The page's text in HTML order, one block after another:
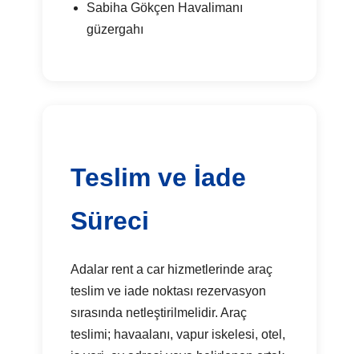
Sabiha Gökçen Havalimanı
güzergahı
Teslim ve İade
Süreci
Adalar rent a car hizmetlerinde araç
teslim ve iade noktası rezervasyon
sırasında netleştirilmelidir. Araç
teslimi; havaalanı, vapur iskelesi, otel,